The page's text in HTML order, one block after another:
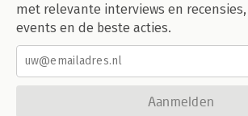
met relevante interviews en
events en de beste acties.
Aanmelden